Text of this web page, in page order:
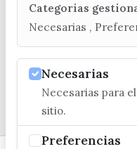
C/ Poniente,
Categorias
Necesarias
Necesarias para
sitio.
Preferencias